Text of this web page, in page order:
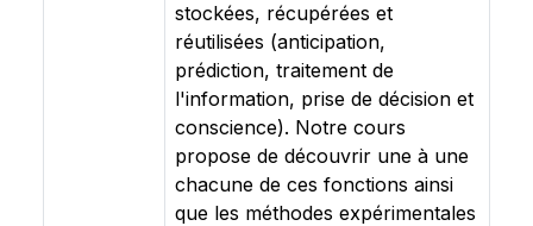
stockées, récupérées et
réutilisées (anticipation,
prédiction, traitement de
l'information, prise de décision et
conscience). Notre cours
propose de découvrir une à une
chacune de ces fonctions ainsi
que les méthodes expérimentales